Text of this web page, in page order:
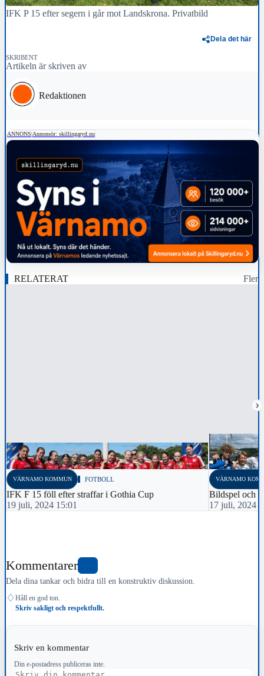
IFK P 15 efter segern i går mot Landskrona. Privatbild
Dela det här
SKRIBENT
Artikeln är skriven av
Redaktionen
ANNONS|Annonsör: skillingaryd.nu
RELATERAT Fler
›
VÄRNAMO KOMMUN FOTBOLL
IFK F 15 föll efter straffar i Gothia Cup
19 juli, 2024 15:01
VÄRNAMO
Bildspel och
17 juli, 2024
Kommentarer
Dela dina tankar och bidra till en konstruktiv diskussion.
♢ Håll en god ton.
Skriv sakligt och respektfullt.
Skriv en kommentar
Din e-postadress publiceras inte.
Kommentar